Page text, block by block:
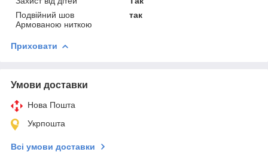
Подвійний шов
Армованою ниткою
так
Приховати
Умови доставки
Нова Пошта
Укрпошта
Всі умови доставки